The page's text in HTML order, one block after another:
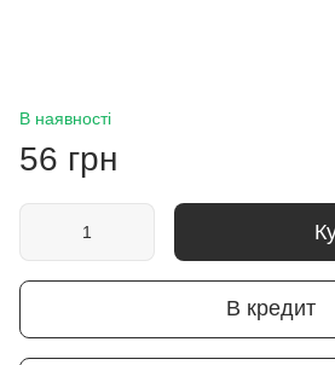
В наявності
56 грн
В кредит